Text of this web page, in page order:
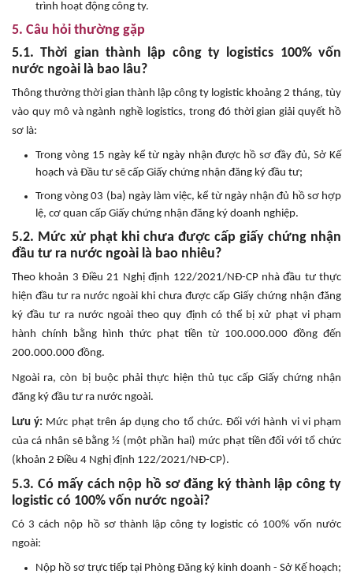
trình hoạt động công ty.
5. Câu hỏi thường gặp
5.1. Thời gian thành lập công ty logistics 100% vốn
nước ngoài là bao lâu?
Thông thường thời gian thành lập công ty logistic khoảng 2 tháng, tùy
vào quy mô và ngành nghề logistics, trong đó thời gian giải quyết hồ
sơ là:
Trong vòng 15 ngày kể từ ngày nhận được hồ sơ đầy đủ, Sở Kế
hoạch và Đầu tư sẽ cấp Giấy chứng nhận đăng ký đầu tư;
Trong vòng 03 (ba) ngày làm việc, kể từ ngày nhận đủ hồ sơ hợp
lệ, cơ quan cấp Giấy chứng nhận đăng ký doanh nghiệp.
5.2. Mức xử phạt khi chưa được cấp giấy chứng nhận
đầu tư ra nước ngoài là bao nhiêu?
Theo khoản 3 Điều 21 Nghị định 122/2021/NĐ-CP nhà đầu tư thực
hiện đầu tư ra nước ngoài khi chưa được cấp Giấy chứng nhận đăng
ký đầu tư ra nước ngoài theo quy định có thể bị xử phạt vi phạm
hành chính bằng hình thức phạt tiền từ 100.000.000 đồng đến
200.000.000 đồng.
Ngoài ra, còn bị buộc phải thực hiện thủ tục cấp Giấy chứng nhận
đăng ký đầu tư ra nước ngoài.
Lưu ý: Mức phạt trên áp dụng cho tổ chức. Đối với hành vi vi phạm
của cá nhân sẽ bằng ½ (một phần hai) mức phạt tiền đối với tổ chức
(khoản 2 Điều 4 Nghị định 122/2021/NĐ-CP).
5.3. Có mấy cách nộp hồ sơ đăng ký thành lập công ty
logistic có 100% vốn nước ngoài?
Có 3 cách nộp hồ sơ thành lập công ty logistic có 100% vốn nước
ngoài:
Nộp hồ sơ trực tiếp tại Phòng Đăng ký kinh doanh - Sở Kế hoạch;